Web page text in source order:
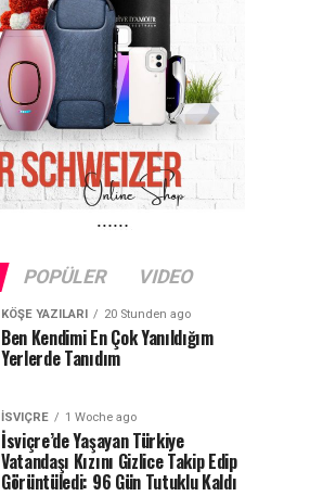
POPÜLER VIDEO
KÖŞE YAZILARI 20 Stunden ago
Ben Kendimi En Çok Yanıldığım
Yerlerde Tanıdım
İSVIÇRE 1 Woche ago
İsviçre’de Yaşayan Türkiye
Vatandaşı Kızını Gizlice Takip Edip
Görüntüledi: 96 Gün Tutuklu Kaldı